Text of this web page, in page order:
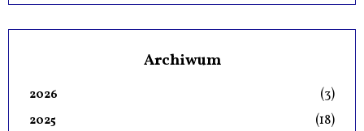
Archiwum
2026 (3)
2025 (18)